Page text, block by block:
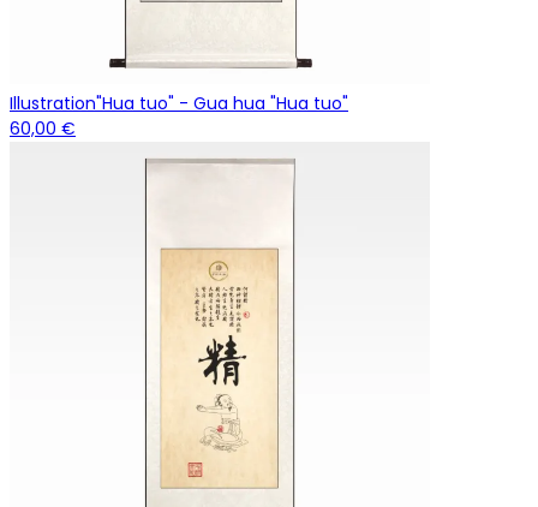
Illustration"Hua tuo" - Gua hua "Hua tuo"
60,00 €